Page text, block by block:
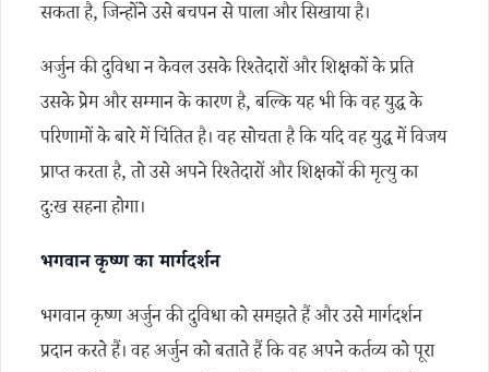
सकता है, जिन्होंने उसे बचपन से पाला और सिखाया है।
अर्जुन की दुविधा न केवल उसके रिश्तेदारों और शिक्षकों के प्रति
उसके प्रेम और सम्मान के कारण है, बल्कि यह भी कि वह युद्ध के
परिणामों के बारे में चिंतित है। वह सोचता है कि यदि वह युद्ध में विजय
प्राप्त करता है, तो उसे अपने रिश्तेदारों और शिक्षकों की मृत्यु का
दुःख सहना होगा।
भगवान कृष्ण का मार्गदर्शन
भगवान कृष्ण अर्जुन की दुविधा को समझते हैं और उसे मार्गदर्शन
प्रदान करते हैं। वह अर्जुन को बताते हैं कि वह अपने कर्तव्य को पूरा